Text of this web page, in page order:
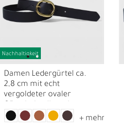
N
Nachhaltigkeit
Damen Ledergürtel ca.
2,8 cm mit echt
vergoldeter ovaler
Ledergürtel